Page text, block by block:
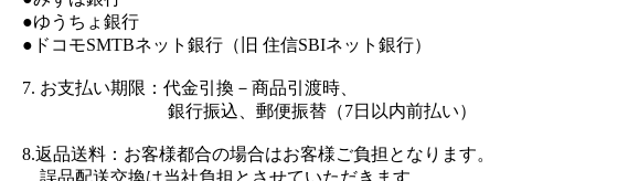
●ゆうちょ銀行
●ドコモSMTBネット銀行（旧 住信SBIネット銀行）
7. お支払い期限：代金引換－商品引渡時、
銀行振込、郵便振替（7日以内前払い）
8.返品送料：お客様都合の場合はお客様ご負担となります。
誤品配送交換は当社負担とさせていただきます。